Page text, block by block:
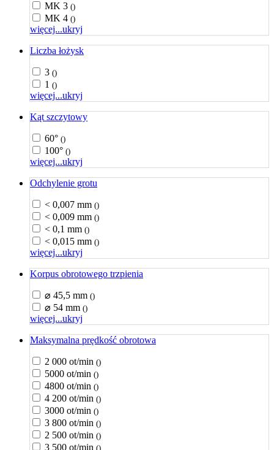
MK 3 ()
MK 4 ()
więcej...ukryj
Liczba łożysk
3 ()
1 ()
więcej...ukryj
Kąt szczytowy
60° ()
100° ()
więcej...ukryj
Odchylenie grotu
< 0,007 mm ()
< 0,009 mm ()
< 0,1 mm ()
< 0,015 mm ()
więcej...ukryj
Korpus obrotowego trzpienia
⌀ 45,5 mm ()
⌀ 54 mm ()
więcej...ukryj
Maksymalna prędkość obrotowa
2 000 ot/min ()
5000 ot/min ()
4800 ot/min ()
4 200 ot/min ()
3000 ot/min ()
3 800 ot/min ()
2 500 ot/min ()
3 500 ot/min ()